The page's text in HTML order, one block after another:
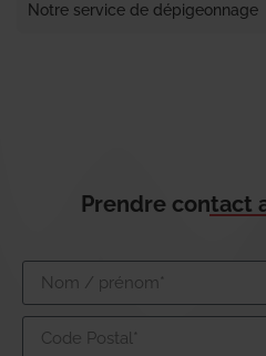
Notre service de dépigeonnage
Prendre contact